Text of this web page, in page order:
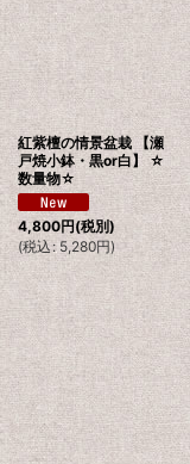
紅紫檀の情景盆栽 【瀬
戸焼小鉢・黒or白】 ☆
数量物☆
4,800円(税別)
(税込 : 5,280円)